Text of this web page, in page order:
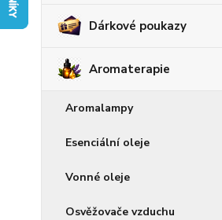
Dárkové poukazy
Aromaterapie
Aromalampy
Esenciální oleje
Vonné oleje
Osvěžovače vzduchu